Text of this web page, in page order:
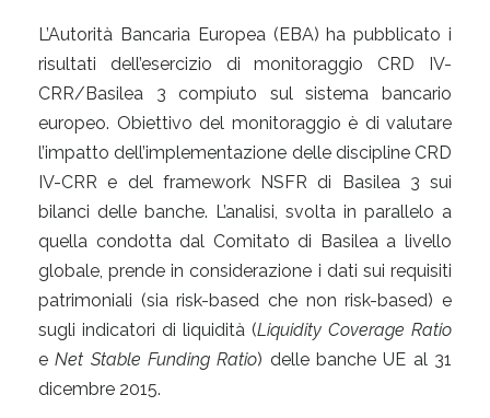
L’Autorità Bancaria Europea (EBA) ha pubblicato i
risultati dell’esercizio di monitoraggio CRD IV-
CRR/Basilea 3 compiuto sul sistema bancario
europeo. Obiettivo del monitoraggio è di valutare
l’impatto dell’implementazione delle discipline CRD
IV-CRR e del framework NSFR di Basilea 3 sui
bilanci delle banche. L’analisi, svolta in parallelo a
quella condotta dal Comitato di Basilea a livello
globale, prende in considerazione i dati sui requisiti
patrimoniali (sia risk-based che non risk-based) e
sugli indicatori di liquidità (Liquidity Coverage Ratio
eNet Stable Funding Ratio) delle banche UE al 31
dicembre 2015.